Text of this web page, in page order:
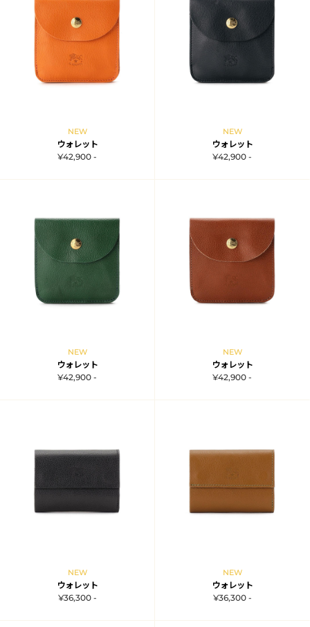
NEW
ウォレット
¥42,900 -
NEW
ウォレット
¥42,900 -
NEW
ウォレット
¥42,900 -
NEW
ウォレット
¥42,900 -
NEW
ウォレット
¥36,300 -
NEW
ウォレット
¥36,300 -